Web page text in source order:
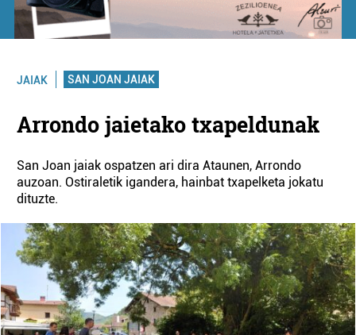
JAIAK SAN JOAN JAIAK
Arrondo jaietako txapeldunak
San Joan jaiak ospatzen ari dira Ataunen, Arrondo
auzoan. Ostiraletik igandera, hainbat txapelketa jokatu
dituzte.